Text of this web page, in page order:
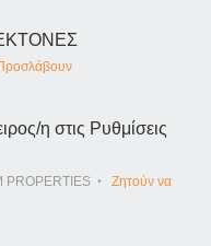
η στις Ρυθμίσεις
PROPERTIES
Ζητούν να